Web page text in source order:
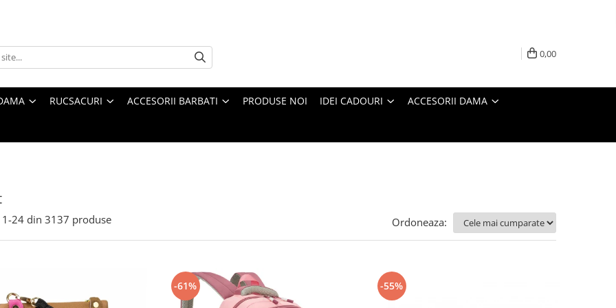
0,00
RUCSACURI ACCESORII BARBATI PRODUSE NOI IDEI CADOURI ACCESORII DAMA
1-24 din 3137 produse Ordoneaza:
-61% -55%